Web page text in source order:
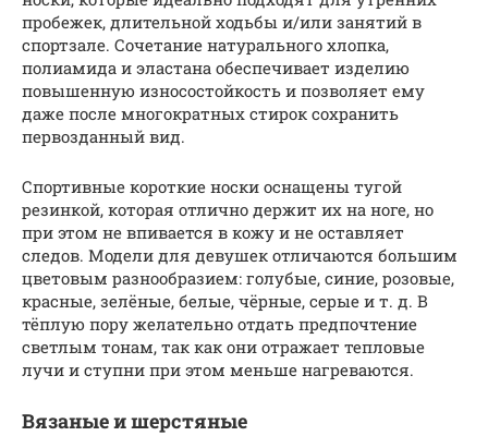
пробежек, длительной ходьбы и/или занятий в
спортзале. Сочетание натурального хлопка,
полиамида и эластана обеспечивает изделию
повышенную износостойкость и позволяет ему
даже после многократных стирок сохранить
первозданный вид.
Спортивные короткие носки оснащены тугой
резинкой, которая отлично держит их на ноге, но
при этом не впивается в кожу и не оставляет
следов. Модели для девушек отличаются большим
цветовым разнообразием: голубые, синие, розовые,
красные, зелёные, белые, чёрные, серые и т. д. В
тёплую пору желательно отдать предпочтение
светлым тонам, так как они отражает тепловые
лучи и ступни при этом меньше нагреваются.
Вязаные и шерстяные